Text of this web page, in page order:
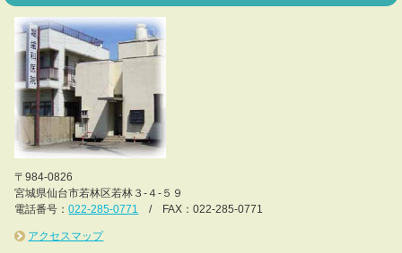
〒984-0826
宮城県仙台市若林区若林３-４-５９
電話番号：022-285-0771 / FAX：022-285-0771
アクセスマップ